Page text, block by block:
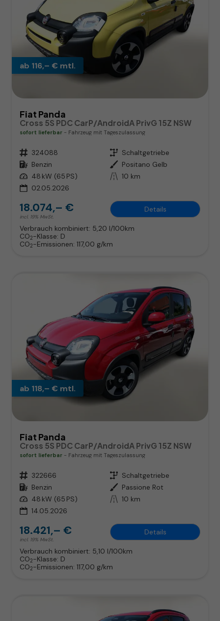
ab 116,– € mtl.
Fiat Panda
Cross 5S PDC CarP/AndroidA PrivG 15Z NSW
sofort lieferbar Fahrzeug mit Tageszulassung
Fahrzeugnr. 324088 Getriebe Schaltgetriebe
Kraftstoff Benzin Außenfarbe Positano Gelb
Leistung 48 kW (65 PS) Kilometerstand 10 km
02.05.2026
18.074,– €
incl. 19% MwSt.
Details
Verbrauch kombiniert: 5,20 l/100km
CO2-Klasse: D
CO2-Emissionen: 117,00 g/km
ab 118,– € mtl.
Fiat Panda
Cross 5S PDC CarP/AndroidA PrivG 15Z NSW
sofort lieferbar Fahrzeug mit Tageszulassung
Fahrzeugnr. 322666 Getriebe Schaltgetriebe
Kraftstoff Benzin Außenfarbe Passione Rot
Leistung 48 kW (65 PS) Kilometerstand 10 km
14.05.2026
18.421,– €
incl. 19% MwSt.
Details
Verbrauch kombiniert: 5,10 l/100km
CO2-Klasse: D
CO2-Emissionen: 117,00 g/km